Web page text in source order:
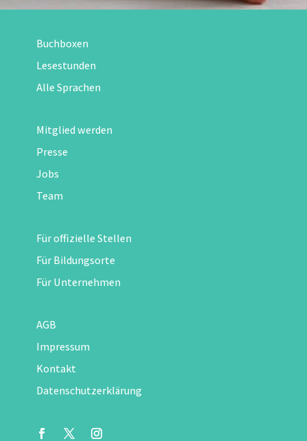
Buchboxen
Lesestunden
Alle Sprachen
Mitglied werden
Presse
Jobs
Team
Für offizielle Stellen
Für Bildungsorte
Für Unternehmen
AGB
Impressum
Kontakt
Datenschutzerklärung